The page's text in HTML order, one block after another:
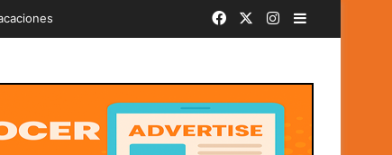
«Ántrax» en Lourdes, Colón Facebook Instagram